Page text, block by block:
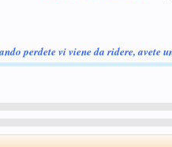
perdete vi viene da ridere, avete